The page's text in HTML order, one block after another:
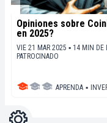
Opiniones sobre
en 2025?
VIE 21 MAR 2025 ▪ 14 MIN DE
PATROCINADO
APRENDA ▪
Ajustes